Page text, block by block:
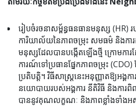
រៀបចំរចនាសម្ព័ន្ធធនធានមនុស្ស (HR)
ការិយាល័យនៃភាពចម្រុះ សមធម៌ និងការ
មនុស្សដែលបានបង្កើតឡើងថ្មី ក្រោមកា
ការណ៍ទៅប្រធានផ្នែកភាពចម្រុះ
ប្រតិបត្តិ។ វិធីសាស្រ្តនេះអនុញ្ញាតឱ្យអង្
នយោបាយរបស់អង្គការ នីតិវិធី និងការពិព
បាននូវគុណលក្ខណៈ និងភាពខ្លាំងទាំង